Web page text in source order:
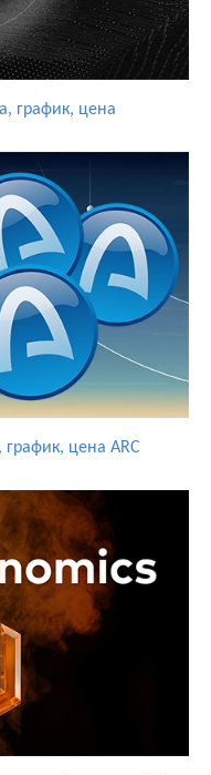
график, цена
цена ARC